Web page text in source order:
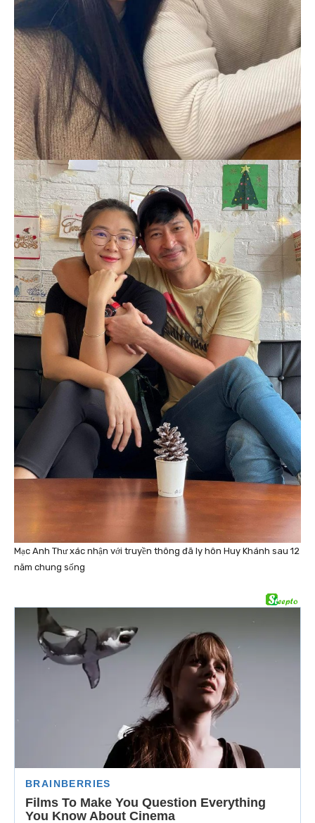
Mạc Anh Thư xác nhận với truyền thông đã ly hôn Huy Khánh sau 12
năm chung sống